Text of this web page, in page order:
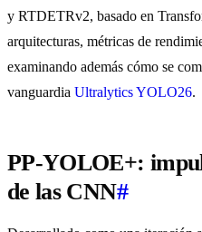
y RTDETRv2, basado en
arquitecturas, métricas de
examinando además cómo se
vanguardia Ultralytics YOLO26.
PP-YOLOE+:
de las CNN#